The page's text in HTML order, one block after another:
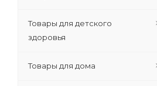
Товары для детского
здоровья
Товары для дома